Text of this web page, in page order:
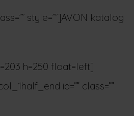
style=””]AVON katalog
h=250 float=left]
id=”” class=””